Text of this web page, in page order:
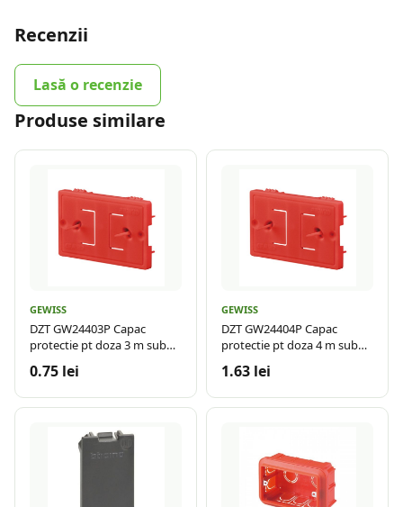
Recenzii
Lasă o recenzie
Produse similare
GEWISS
DZT GW24403P Capac
protectie pt doza 3 m sub
0.75 lei
GEWISS
DZT GW24404P Capac
protectie pt doza 4 m sub
1.63 lei